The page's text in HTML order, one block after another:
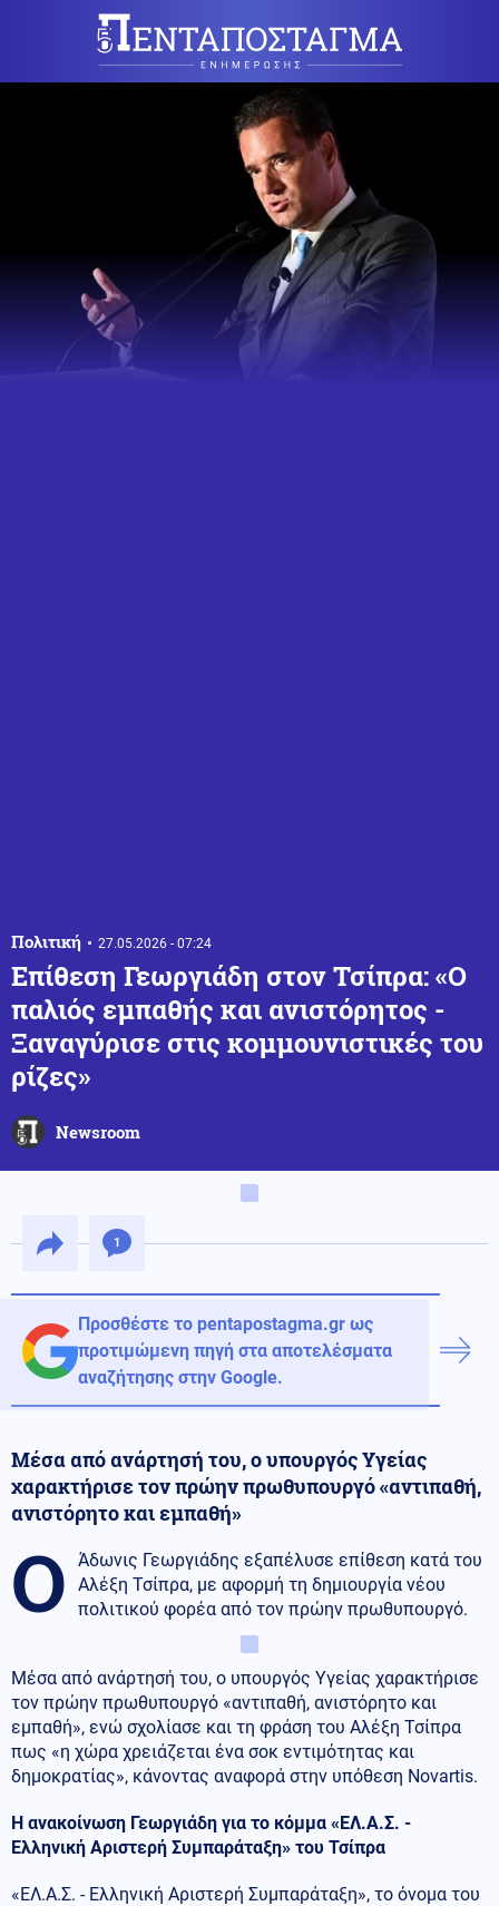
Πολιτική 27.05.2026 - 07:24
Επίθεση Γεωργιάδη στον Τσίπρα: «Ο
παλιός εμπαθής και ανιστόρητος -
Ξαναγύρισε στις κομμουνιστικές του
ρίζες»
Newsroom
1
Προσθέστε το pentapostagma.gr ως
προτιμώμενη πηγή στα αποτελέσματα
αναζήτησης στην Google.
Μέσα από ανάρτησή του, ο υπουργός Υγείας
χαρακτήρισε τον πρώην πρωθυπουργό «αντιπαθή,
ανιστόρητο και εμπαθή»
Ο
Άδωνις Γεωργιάδης εξαπέλυσε επίθεση κατά του
Αλέξη Τσίπρα, με αφορμή τη δημιουργία νέου
πολιτικού φορέα από τον πρώην πρωθυπουργό.
Μέσα από ανάρτησή του, ο υπουργός Υγείας χαρακτήρισε
τον πρώην πρωθυπουργό «αντιπαθή, ανιστόρητο και
εμπαθή», ενώ σχολίασε και τη φράση του Αλέξη Τσίπρα
πως «η χώρα χρειάζεται ένα σοκ εντιμότητας και
δημοκρατίας», κάνοντας αναφορά στην υπόθεση Novartis.
Η ανακοίνωση Γεωργιάδη για το κόμμα «ΕΛ.Α.Σ. -
Ελληνική Αριστερή Συμπαράταξη» του Τσίπρα
«ΕΛ.Α.Σ. - Ελληνική Αριστερή Συμπαράταξη», το όνομα του